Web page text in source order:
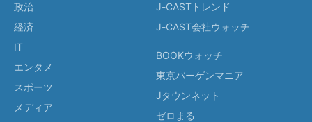
政治
経済
IT
エンタメ
スポーツ
メディア
J-CASTトレンド
J-CAST会社ウォッチ
BOOKウォッチ
東京バーゲンマニア
Jタウンネット
ゼロまる